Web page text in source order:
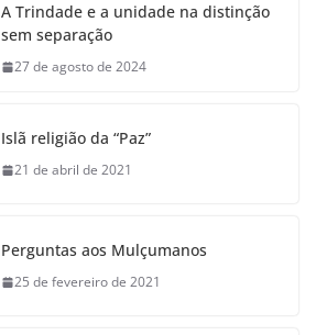
A Trindade e a unidade na distinção
sem separação
27 de agosto de 2024
Islã religião da “Paz”
21 de abril de 2021
Perguntas aos Mulçumanos
25 de fevereiro de 2021